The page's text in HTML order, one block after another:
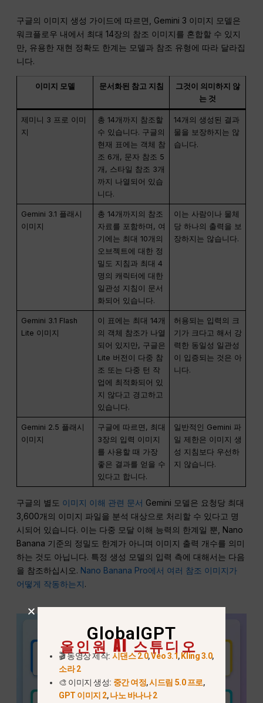
구글의 이미지 생성 가이드에 따르면, Gemini 3 이미지 모델은
워크플로우 내에서 최대 14장의 참조 이미지를 혼합할 수 있지
만, 유용한 재현 정확도 한계는 모델과 참조 유형에 따라 달라집
니다.
이미지 모델 문서화된 참고 지침
그것이 의미하지 않
는 것
제미니 3 프로 이미
지
총 14개까지 참조할
수 있습니다. 구글의
현재 표에는 객체 참
조 6개, 문자 참조 5
개, 스타일 참조 3개
까지 나열되어 있습
니다.
14개의 생성된 결과
물을 보장하지는 않
습니다.
Gemini 3.1 플래시
이미지
총 14개까지의 참조
자료를 포함하며, 여
기에는 최대 10개의
오브젝트에 대한 정
밀도 지침과 최대 4
명의 캐릭터에 대한
일관성 지침이 문서
화되어 있습니다.
이는 사람이나 물체
당 하나의 출력을 보
장하지는 않습니다.
Gemini 3.1 Flash
Lite 이미지
이 표에는 최대 14개
의 객체 참조가 나열
되어 있지만, 구글은
Lite 버전이 다중 참
조 또는 다중 턴 작
업에 최적화되어 있
지 않다고 경고하고
있습니다.
허용되는 입력의 크
기가 크다고 해서 강
력한 동일성 일관성
이 입증되는 것은 아
니다.
Gemini 2.5 플래시
이미지
구글에 따르면, 최대
3장의 입력 이미지
를 사용할 때 가장
좋은 결과를 얻을 수
있다고 합니다.
일반적인 Gemini 파
일 제한은 이미지 생
성 지침보다 우선하
지 않습니다.
구글의 별도 이미지 이해 관련 문서 Gemini 모델은 요청당 최대
3,600개의 이미지 파일을 분석 대상으로 처리할 수 있다고 명
시되어 있습니다. 이는 다중 모달 이해 능력의 한계일 뿐, Nano
Banana 기준의 정밀도 한계가 아니며 이미지 출력 개수를 의미
하는 것도 아닙니다. 특정 생성 모델의 입력 측에 대해서는 다음
을 참조하십시오. Nano Banana Pro에서 여러 참조 이미지가
어떻게 작동하는지.
GlobalGPT
올인원 AI 스튜디오
🎬 동영상 제작: 시댄스 2.0,Veo 3.1, Kling 3.0,
소라 2
🎨 이미지 생성: 중간 여정,시드림 5.0 프로,
GPT 이미지 2,나노 바나나 2